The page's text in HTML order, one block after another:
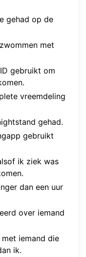
gehad op de
met
gebruikt om
vreemdeling
gehad.
gebruikt
ik ziek was
dan een uur
over iemand
iemand die
ik.